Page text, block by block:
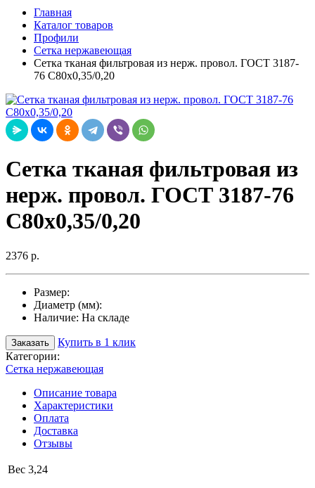
Главная
Каталог товаров
Профили
Сетка нержавеющая
Сетка тканая фильтровая из нерж. провол. ГОСТ 3187-
76 С80х0,35/0,20
Сетка тканая фильтровая из
нерж. провол. ГОСТ 3187-76
С80х0,35/0,20
2376 р.
Размер:
Диаметр (мм):
Наличие: На складе
Заказать
Купить в 1 клик
Категории:
Сетка нержавеющая
Описание товара
Характеристики
Оплата
Доставка
Отзывы
Вес 3,24